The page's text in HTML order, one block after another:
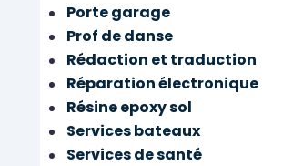
Porte garage
Prof de danse
Rédaction et traduction
Réparation électronique
Résine epoxy sol
Services bateaux
Services de santé